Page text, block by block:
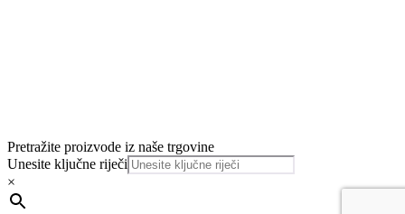
Pretražite proizvode iz naše trgovine
Unesite ključne riječi
×